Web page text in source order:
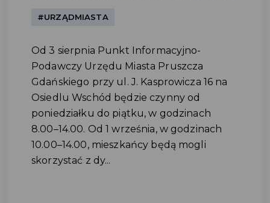
#URZĄDMIASTA
Od 3 sierpnia Punkt Informacyjno-
Podawczy Urzędu Miasta Pruszcza
Gdańskiego przy ul. J. Kasprowicza 16 na
Osiedlu Wschód będzie czynny od
poniedziałku do piątku, w godzinach
8.00–14.00. Od 1 września, w godzinach
10.00–14.00, mieszkańcy będą mogli
skorzystać z dy...